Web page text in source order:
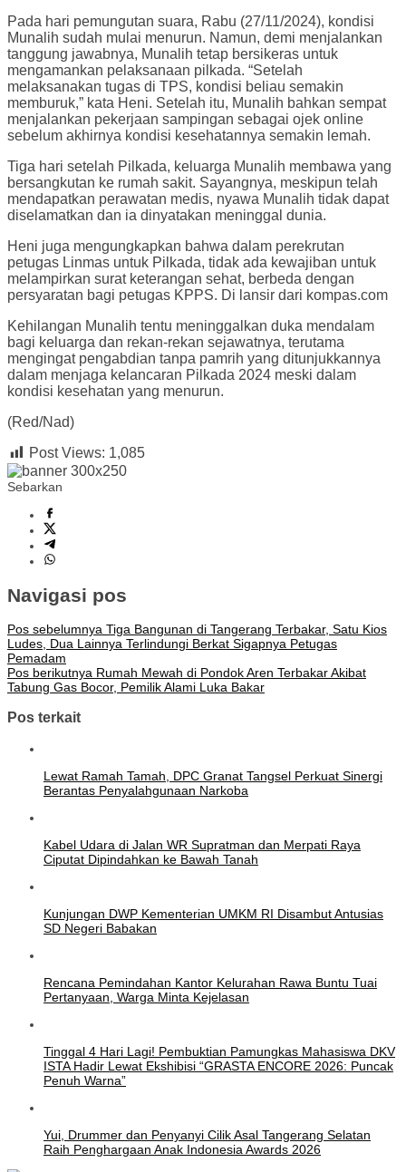
Pada hari pemungutan suara, Rabu (27/11/2024), kondisi
Munalih sudah mulai menurun. Namun, demi menjalankan
tanggung jawabnya, Munalih tetap bersikeras untuk
mengamankan pelaksanaan pilkada. “Setelah
melaksanakan tugas di TPS, kondisi beliau semakin
memburuk,” kata Heni. Setelah itu, Munalih bahkan sempat
menjalankan pekerjaan sampingan sebagai ojek online
sebelum akhirnya kondisi kesehatannya semakin lemah.
Tiga hari setelah Pilkada, keluarga Munalih membawa yang
bersangkutan ke rumah sakit. Sayangnya, meskipun telah
mendapatkan perawatan medis, nyawa Munalih tidak dapat
diselamatkan dan ia dinyatakan meninggal dunia.
Heni juga mengungkapkan bahwa dalam perekrutan
petugas Linmas untuk Pilkada, tidak ada kewajiban untuk
melampirkan surat keterangan sehat, berbeda dengan
persyaratan bagi petugas KPPS. Di lansir dari kompas.com
Kehilangan Munalih tentu meninggalkan duka mendalam
bagi keluarga dan rekan-rekan sejawatnya, terutama
mengingat pengabdian tanpa pamrih yang ditunjukkannya
dalam menjaga kelancaran Pilkada 2024 meski dalam
kondisi kesehatan yang menurun.
(Red/Nad)
Post Views: 1,085
Sebarkan
Navigasi pos
Pos sebelumnya Tiga Bangunan di Tangerang Terbakar, Satu Kios
Ludes, Dua Lainnya Terlindungi Berkat Sigapnya Petugas
Pemadam
Pos berikutnya Rumah Mewah di Pondok Aren Terbakar Akibat
Tabung Gas Bocor, Pemilik Alami Luka Bakar
Pos terkait
Lewat Ramah Tamah, DPC Granat Tangsel Perkuat Sinergi
Berantas Penyalahgunaan Narkoba
Kabel Udara di Jalan WR Supratman dan Merpati Raya
Ciputat Dipindahkan ke Bawah Tanah
Kunjungan DWP Kementerian UMKM RI Disambut Antusias
SD Negeri Babakan
Rencana Pemindahan Kantor Kelurahan Rawa Buntu Tuai
Pertanyaan, Warga Minta Kejelasan
Tinggal 4 Hari Lagi! Pembuktian Pamungkas Mahasiswa DKV
ISTA Hadir Lewat Ekshibisi “GRASTA ENCORE 2026: Puncak
Penuh Warna”
Yui, Drummer dan Penyanyi Cilik Asal Tangerang Selatan
Raih Penghargaan Anak Indonesia Awards 2026